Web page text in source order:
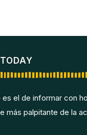
el de informar con
más palpitante de la